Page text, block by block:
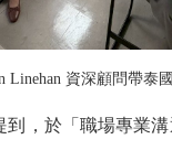
Linehan 資深顧問帶泰
，於「職場專業溝